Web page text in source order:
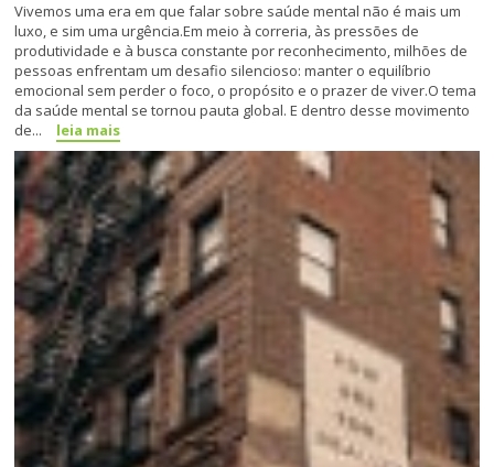
Vivemos uma era em que falar sobre saúde mental não é mais um
luxo, e sim uma urgência.Em meio à correria, às pressões de
produtividade e à busca constante por reconhecimento, milhões de
pessoas enfrentam um desafio silencioso: manter o equilíbrio
emocional sem perder o foco, o propósito e o prazer de viver.O tema
da saúde mental se tornou pauta global. E dentro desse movimento
de...
leia mais